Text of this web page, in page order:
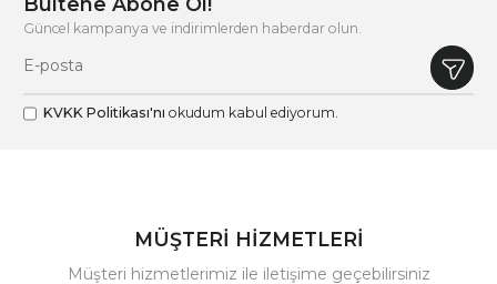
Güncel kampanya ve indirimlerden haberdar olun.
KVKK Politikası'nı okudum kabul ediyorum.
MÜŞTERİ HİZMETLERİ
Müşteri hizmetlerimiz ile iletişime geçebilirsiniz